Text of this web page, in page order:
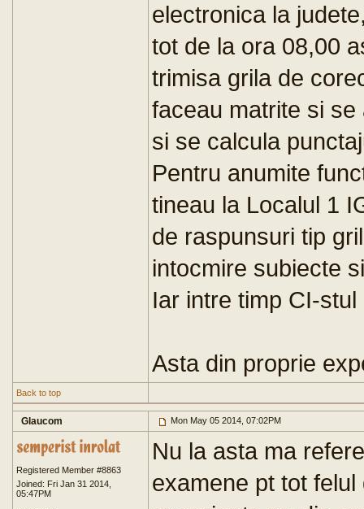
electronica la
tot de la ora 08,00
trimisa grila de
faceau matrite si
si se calcula
Pentru anumite
tineau la Localul 1
de raspunsuri tip
intocmire subiecte
Iar intre timp CI-
Asta din proprie
Back to top
Glaucom Mon May 05 2014, 07:02PM
Registered Member #8863
Joined: Fri Jan 31 2014,
05:47PM
Nu la asta ma
examene pt tot